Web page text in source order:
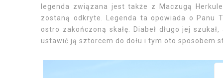
legenda związana jest także z Maczugą
zostaną odkryte. Legenda ta opowiada o Panu
ostro zakończoną skałę. Diabeł długo jej
ustawić ją sztorcem do dołu i tym oto sposobem